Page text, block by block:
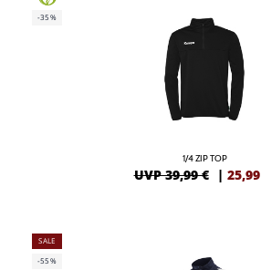
-35%
1/4 ZIP TOP
UVP 39,99 € | 25,99
SALE
-55%